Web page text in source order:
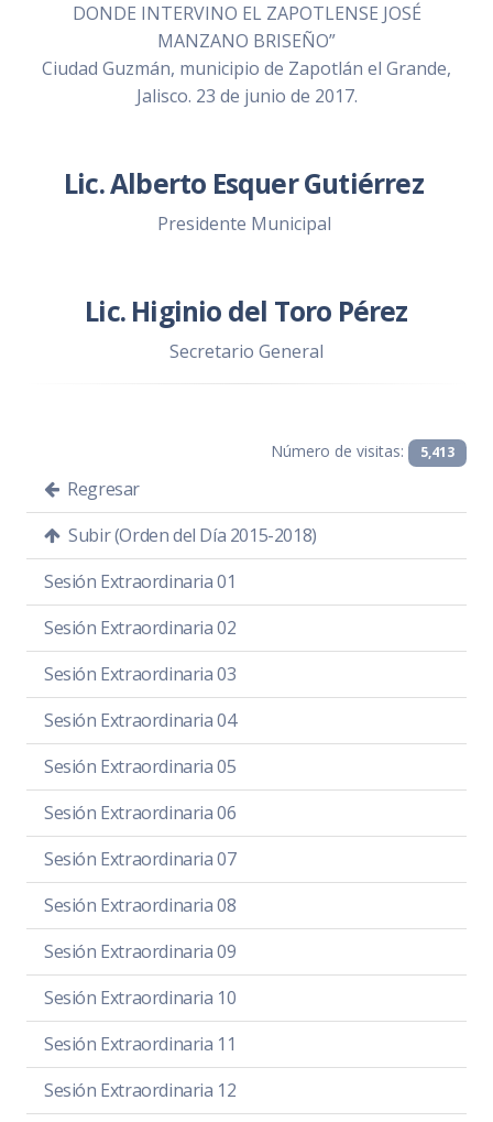
DONDE INTERVINO EL ZAPOTLENSE JOSÉ
MANZANO BRISEÑO”
Ciudad Guzmán, municipio de Zapotlán el Grande,
Jalisco. 23 de junio de 2017.
Lic. Alberto Esquer Gutiérrez
Presidente Municipal
Lic. Higinio del Toro Pérez
Secretario General
Número de visitas: 5,413
Regresar
Subir (Orden del Día 2015-2018)
Sesión Extraordinaria 01
Sesión Extraordinaria 02
Sesión Extraordinaria 03
Sesión Extraordinaria 04
Sesión Extraordinaria 05
Sesión Extraordinaria 06
Sesión Extraordinaria 07
Sesión Extraordinaria 08
Sesión Extraordinaria 09
Sesión Extraordinaria 10
Sesión Extraordinaria 11
Sesión Extraordinaria 12